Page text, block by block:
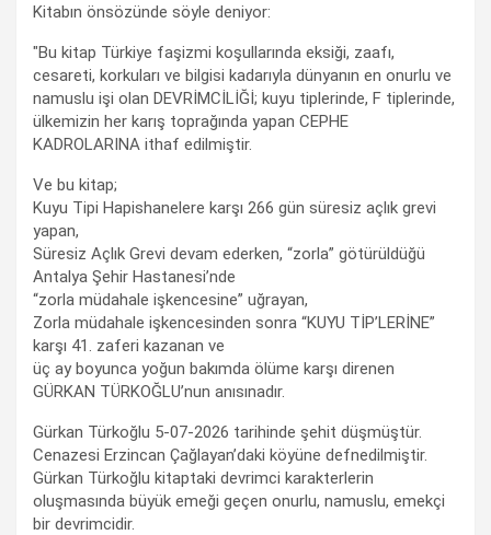
Kitabın önsözünde söyle deniyor:
"Bu kitap Türkiye faşizmi koşullarında eksiği, zaafı,
cesareti, korkuları ve bilgisi kadarıyla dünyanın en onurlu ve
namuslu işi olan DEVRİMCİLİĞİ; kuyu tiplerinde, F tiplerinde,
ülkemizin her karış toprağında yapan CEPHE
KADROLARINA ithaf edilmiştir.
Ve bu kitap;
Kuyu Tipi Hapishanelere karşı 266 gün süresiz açlık grevi
yapan,
Süresiz Açlık Grevi devam ederken, “zorla” götürüldüğü
Antalya Şehir Hastanesi’nde
“zorla müdahale işkencesine” uğrayan,
Zorla müdahale işkencesinden sonra “KUYU TİP’LERİNE”
karşı 41. zaferi kazanan ve
üç ay boyunca yoğun bakımda ölüme karşı direnen
GÜRKAN TÜRKOĞLU’nun anısınadır.
Gürkan Türkoğlu 5-07-2026 tarihinde şehit düşmüştür.
Cenazesi Erzincan Çağlayan’daki köyüne defnedilmiştir.
Gürkan Türkoğlu kitaptaki devrimci karakterlerin
oluşmasında büyük emeği geçen onurlu, namuslu, emekçi
bir devrimcidir.